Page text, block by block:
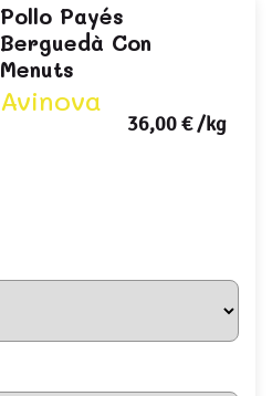
Pollo Payés
Berguedà Con
Menuts
Avinova
36,00 €/kg